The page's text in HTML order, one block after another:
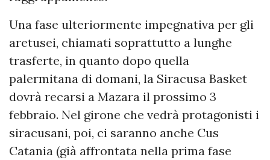
Una fase ulteriormente impegnativa per gli
aretusei, chiamati soprattutto a lunghe
trasferte, in quanto dopo quella
palermitana di domani, la Siracusa Basket
dovrà recarsi a Mazara il prossimo 3
febbraio. Nel girone che vedrà protagonisti i
siracusani, poi, ci saranno anche Cus
Catania (già affrontata nella prima fase